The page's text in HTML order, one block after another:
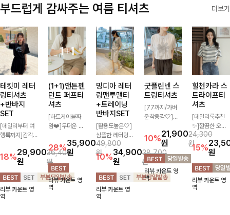
부드럽게 감싸주는 여름 티셔츠 더보기
테킷미 레터
링티셔츠
+반바지
SET
[데일리부터 여
행룩까지]감각
셔츠와 플레어
핏 반바지가 함
께 구성된 세트
아이템으로, 편
안하면서도 캐주
얼한 꾸안꾸룩을
18%29,900
원
36,400
원
리뷰 카운트 영
역
(1+1)앤튼펜
던트 퍼프티
셔츠
[하트케이블짜
임❤️]무더운 여
낭만같은 티셔츠
소재감에서 주는
포인트와 금장으
로 고급스러움도
놓치지 말아요♥
28%35,900
원
49,800
원
리뷰 카운트 영
역
밍디아 레터
링맨투맨티
+트레이닝
반바지SET
[활용도높은🤍]
심플한 레터링
포인트의 반팔
티셔츠와 여유롭
게 떨어지는 반
바지 조합으로
꾸안꾸 무드 제
대로 살려주는
트레이닝 세트
10%34,900
원
38,700
원
리뷰 카운트 영
역
굿플린넨 스
트링티셔츠
[77까지/가벼
운착용감🤍]린
럴한 플라워 프
린팅이 포인트가
되어 하나만으로
도 감성 있는 스
타일을 완성해드
리는 티셔츠-🌼
10%21,900
원
24,300
원
리뷰 카운트 영
역
힐첸카라 스
트라이프티
셔츠
[데일리룩추천
✨]깔끔한 오픈
카라넥과 조화로
운 배색이 들어
간 스트라이프
패턴으로 단정하
고 캐주얼한 무
드를 선사하는
반팔 티셔츠에
15%원
리뷰 카운트 영
역